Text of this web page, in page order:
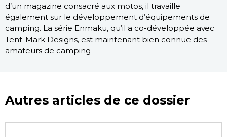
d’un magazine consacré aux motos, il travaille
également sur le développement d’équipements de
camping. La série Enmaku, qu’il a co-développée avec
Tent-Mark Designs, est maintenant bien connue des
amateurs de camping
Autres articles de ce dossier